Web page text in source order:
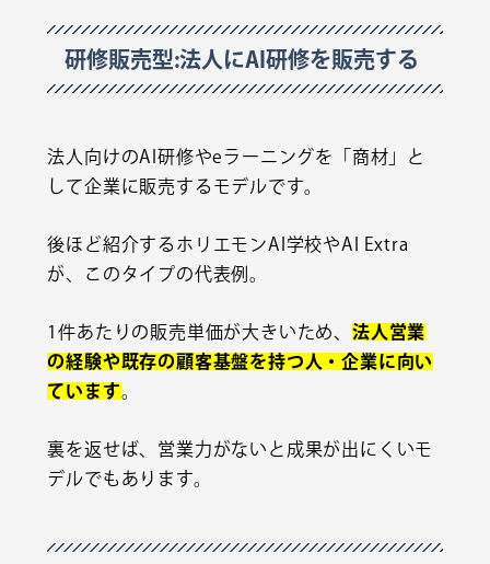
研修販売型:法人にAI研修を販売する
法人向けのAI研修やeラーニングを「商材」と
して企業に販売するモデルです。
後ほど紹介するホリエモンAI学校やAI Extra
が、このタイプの代表例。
1件あたりの販売単価が大きいため、法人営業
の経験や既存の顧客基盤を持つ人・企業に向い
ています。
裏を返せば、営業力がないと成果が出にくいモ
デルでもあります。